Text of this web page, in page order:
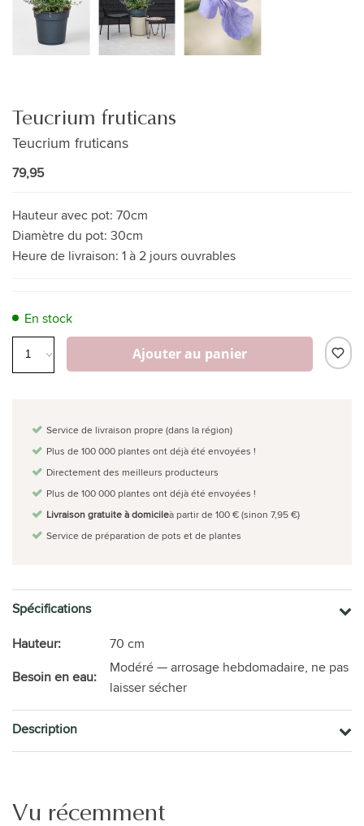
Teucrium fruticans
Teucrium fruticans
79,95
Hauteur avec pot: 70cm
Diamètre du pot: 30cm
Heure de livraison: 1 à 2 jours ouvrables
En stock
Ajouter au panier
Service de livraison propre (dans la région)
Plus de 100 000 plantes ont déjà été envoyées !
Directement des meilleurs producteurs
Plus de 100 000 plantes ont déjà été envoyées !
Livraison gratuite à domicileà partir de 100 € (sinon 7,95 €)
Service de préparation de pots et de plantes
Spécifications
Hauteur:
70 cm
Besoin en eau:
Modéré — arrosage hebdomadaire, ne pas
laisser sécher
Description
Vu récemment